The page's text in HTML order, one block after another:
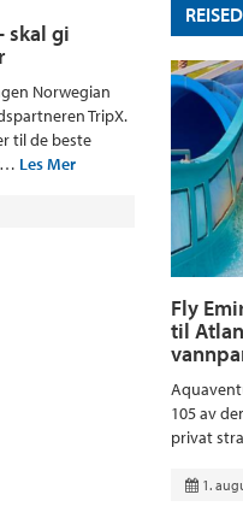
skal gi
Norwegian
TripX.
til de beste
Les Mer
Fly
til
105 av
privat
1.